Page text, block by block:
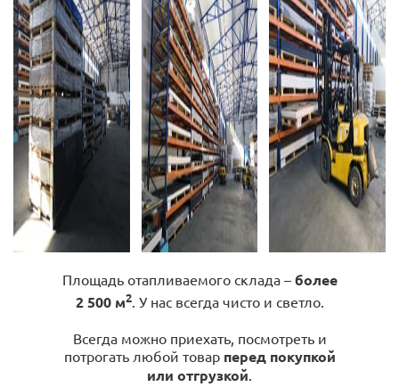
Площадь отапливаемого склада – более
2 500 м2. У нас всегда чисто и светло.
Всегда можно приехать, посмотреть и
потрогать любой товар перед покупкой
или отгрузкой.